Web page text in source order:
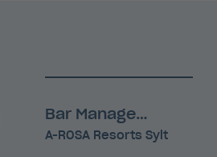
Bar Manager (m/w/d)
A-ROSA Resorts Sylt